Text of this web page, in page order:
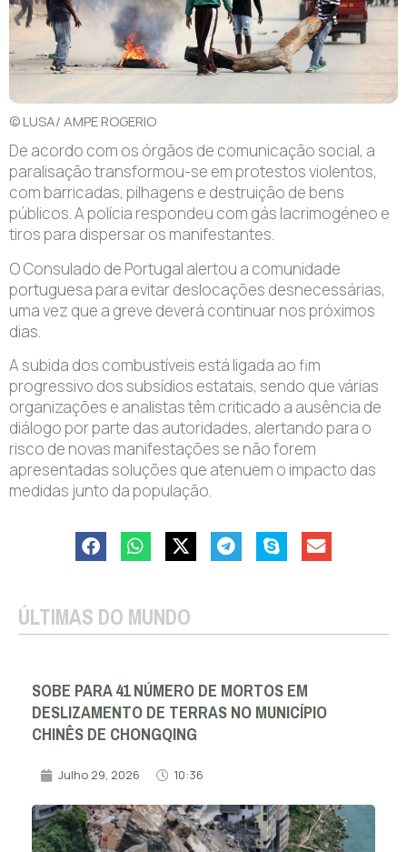
© LUSA/ AMPE ROGERIO
De acordo com os órgãos de comunicação social, a
paralisação transformou-se em protestos violentos,
com barricadas, pilhagens e destruição de bens
públicos. A polícia respondeu com gás lacrimogéneo e
tiros para dispersar os manifestantes.
O Consulado de Portugal alertou a comunidade
portuguesa para evitar deslocações desnecessárias,
uma vez que a greve deverá continuar nos próximos
dias.
A subida dos combustíveis está ligada ao fim
progressivo dos subsídios estatais, sendo que várias
organizações e analistas têm criticado a ausência de
diálogo por parte das autoridades, alertando para o
risco de novas manifestações se não forem
apresentadas soluções que atenuem o impacto das
medidas junto da população.
ÚLTIMAS DO MUNDO
SOBE PARA 41 NÚMERO DE MORTOS EM
DESLIZAMENTO DE TERRAS NO MUNICÍPIO
CHINÊS DE CHONGQING
Julho 29, 2026 10:36